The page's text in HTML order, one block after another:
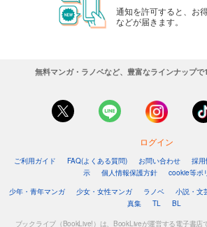
会社をやめて馬主やります！
110
円 (税込)
会社をやめて馬主やります！
会社をやめて馬主やります！
通知を許可すると、お
などが届きます。
無料マンガ・ラノベなど、豊富なラインナップで
ログイン
ご利用ガイド FAQ(よくある質問) お問い合わせ 採用
示
個人情報保護方針
cookie等ポ
少年・青年マンガ
少女・女性マンガ ラノベ 小説・文
真集
TL BL
ブックライブ（BookLive!）は、BookLiveが運営する電子書店